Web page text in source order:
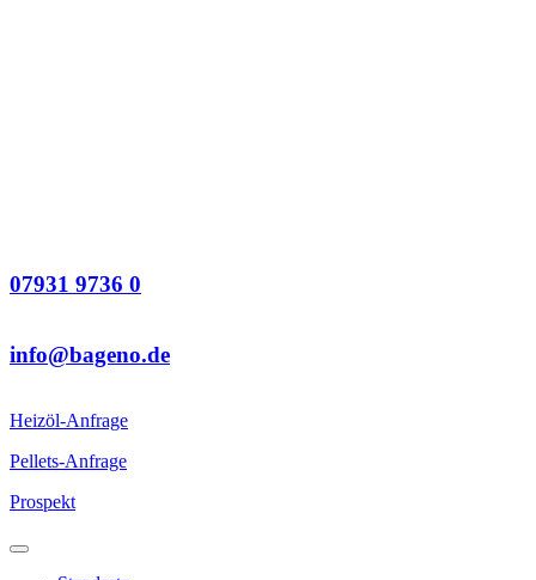
07931 9736 0
info@bageno.de
Heizöl-Anfrage
Pellets-Anfrage
Prospekt